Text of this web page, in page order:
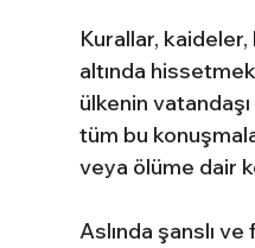
Kurallar,
altında
ülkenin
tüm bu
veya ölüme dair
Aslında şanslı